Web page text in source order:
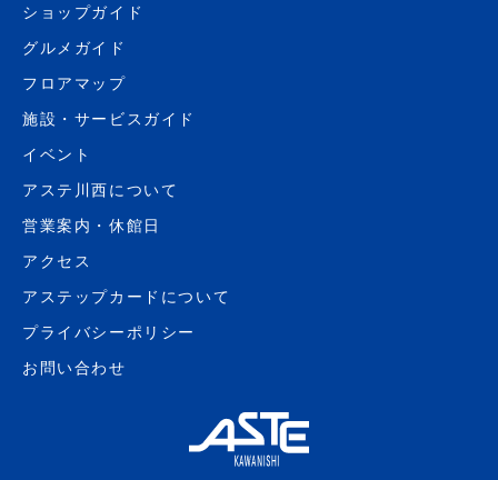
ショップガイド
グルメガイド
フロアマップ
施設・サービスガイド
イベント
アステ川西について
営業案内・休館日
アクセス
アステップカードについて
プライバシーポリシー
お問い合わせ